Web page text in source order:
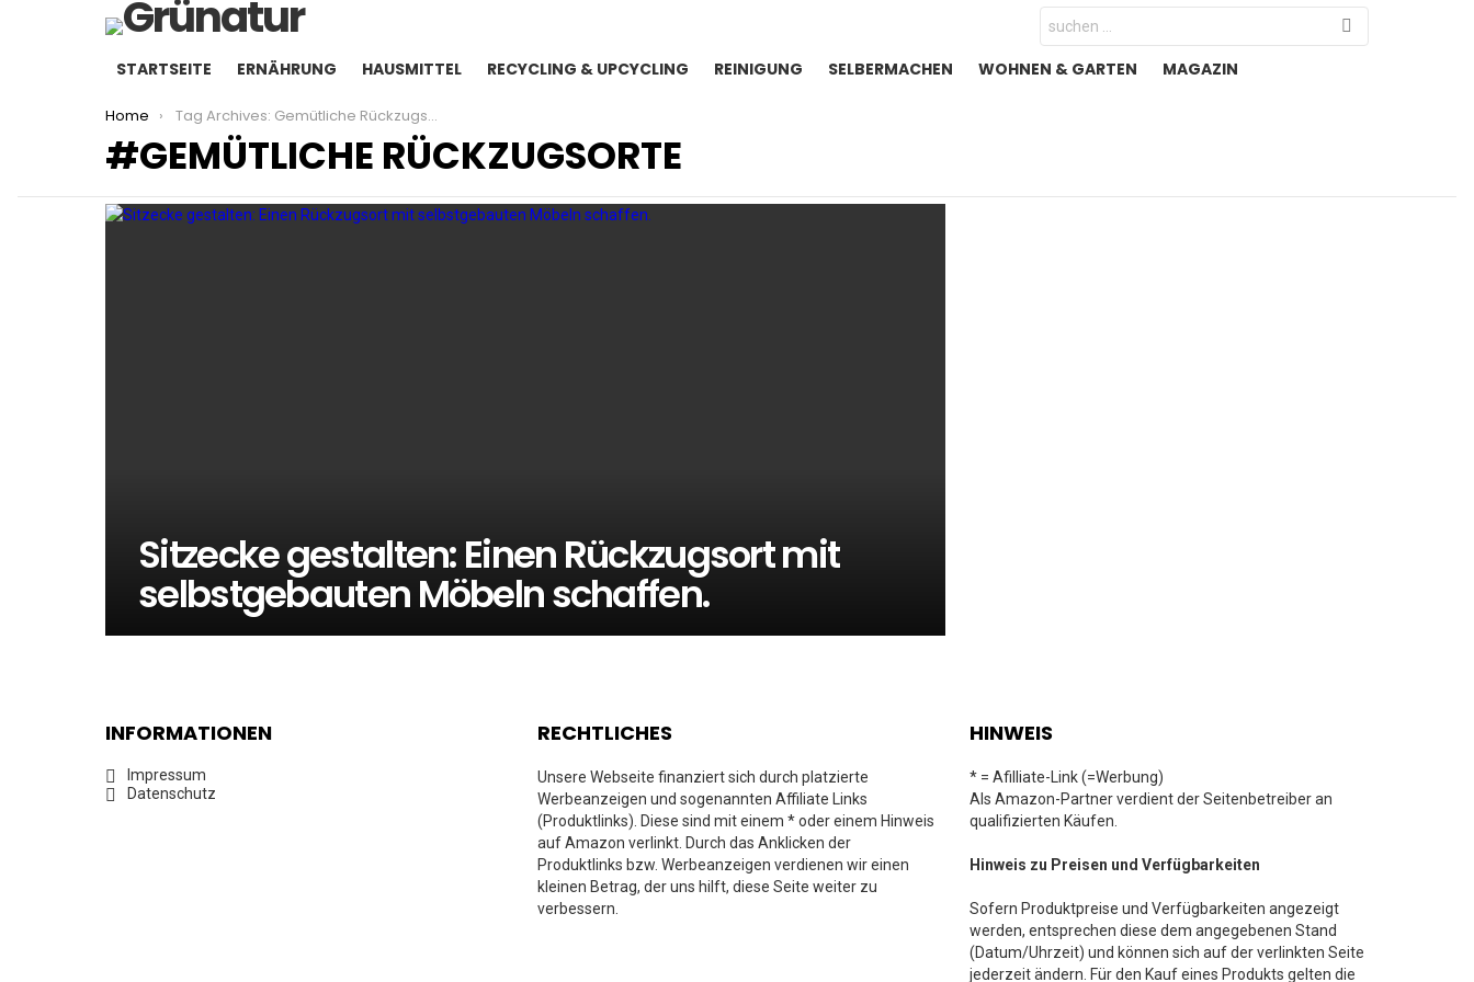
Search
for:
STARTSEITE ERNÄHRUNG HAUSMITTEL RECYCLING & UPCYCLING REINIGUNG SELBERMACHEN WOHNEN & GARTEN MAGAZIN
You are here:
Home Tag Archives: Gemütliche Rückzugsorte
GEMÜTLICHE RÜCKZUGSORTE
LATEST
STORIES
Sitzecke gestalten: Einen Rückzugsort mit
selbstgebauten Möbeln schaffen.
INFORMATIONEN
Impressum
Datenschutz
RECHTLICHES
Unsere Webseite finanziert sich durch platzierte
Werbeanzeigen und sogenannten Affiliate Links
(Produktlinks). Diese sind mit einem * oder einem Hinweis
auf Amazon verlinkt. Durch das Anklicken der
Produktlinks bzw. Werbeanzeigen verdienen wir einen
kleinen Betrag, der uns hilft, diese Seite weiter zu
verbessern.
HINWEIS
* = Afilliate-Link (=Werbung)
Als Amazon-Partner verdient der Seitenbetreiber an
qualifizierten Käufen.
Hinweis zu Preisen und Verfügbarkeiten
Sofern Produktpreise und Verfügbarkeiten angezeigt
werden, entsprechen diese dem angegebenen Stand
(Datum/Uhrzeit) und können sich auf der verlinkten Seite
jederzeit ändern. Für den Kauf eines Produkts gelten die